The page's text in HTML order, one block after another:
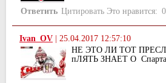
Ответить Цитировать Это нравится: 0
Ivan_OV
25.04.2017 12:57:10
НЕ ЭТО ЛИ ТОТ
пЛЯТЬ ЗНАЕТ О